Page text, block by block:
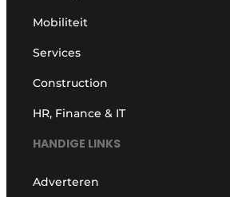
Mobiliteit
Services
Construction
HR, Finance & IT
HANDIGE LINKS
Adverteren